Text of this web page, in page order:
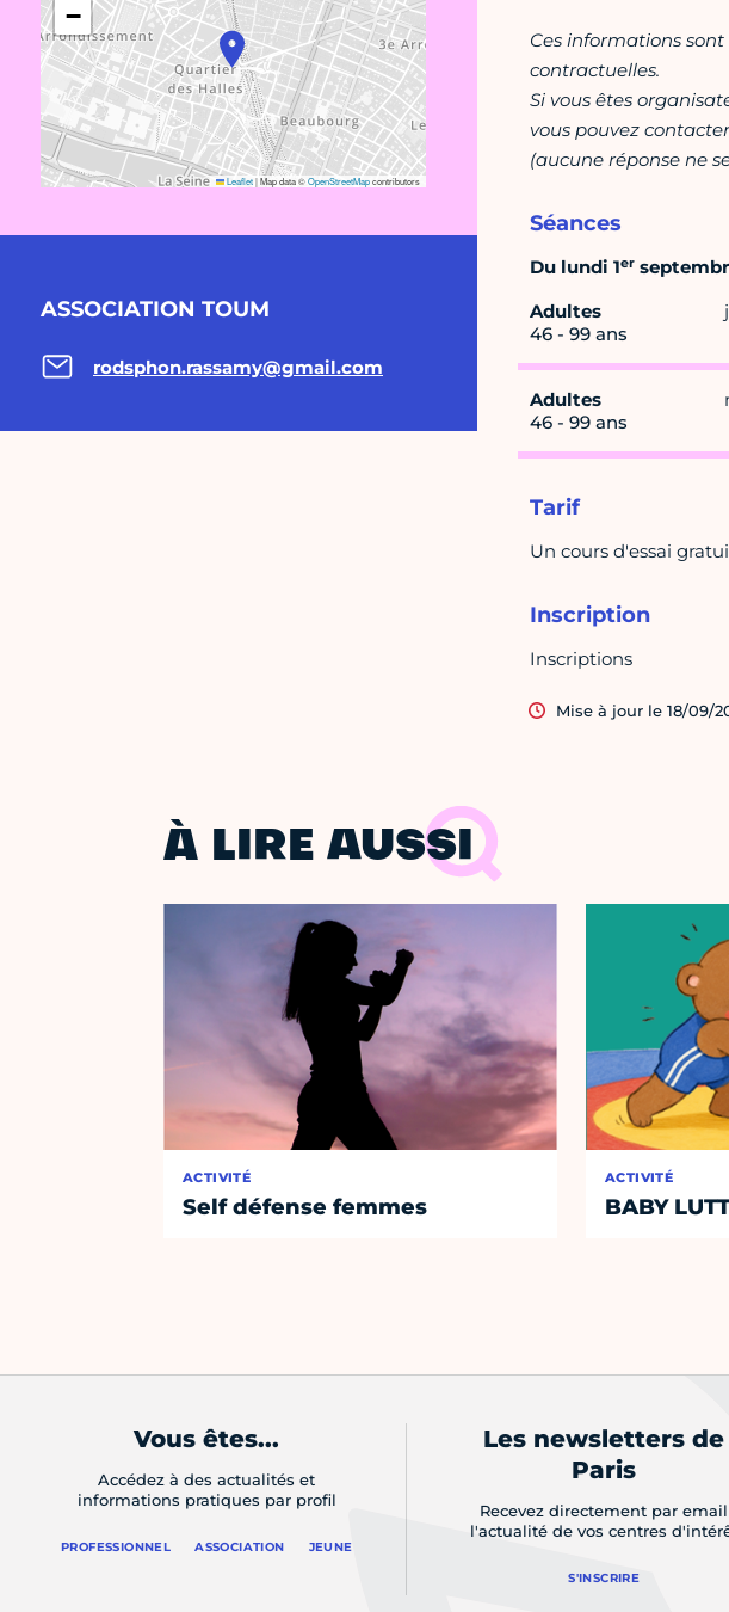
−
Leaflet|Map data ©OpenStreetMapcontributors
ASSOCIATION TOUM
rodsphon.rassamy@gmail.com
Ces informations
contractuelles.
Si vous êtes
vous pouvez
(aucune réponse ne
Séances
Du lundi 1er
Adultes
46 - 99 ans
Adultes
46 - 99 ans
Tarif
Un cours d'essai
Inscription
Inscriptions
Mise à jour le 18/09/
À LIRE AUSSI
ACTIVITÉ
Self défense femmes
ACTIVITÉ
BABY
Vous êtes...
Accédez à des actualités et
informations pratiques par profil
PROFESSIONNEL ASSOCIATION JEUNE
Les newsletters de
Paris
Recevez directement par email
l'actualité de vos centres
S'INSCRIRE